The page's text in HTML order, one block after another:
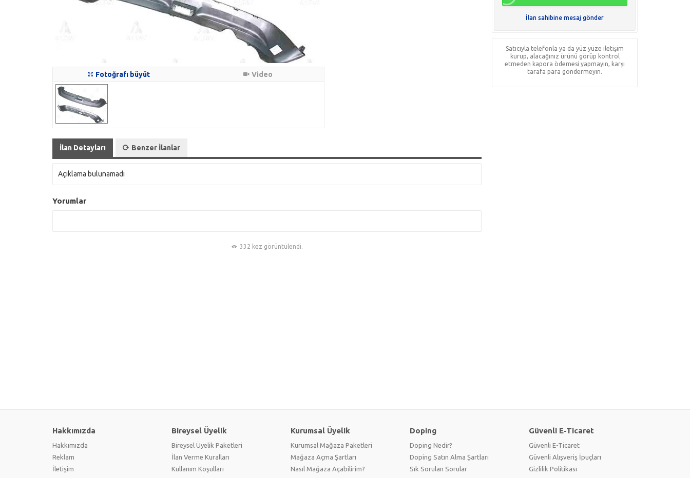
Fotoğrafı büyüt Video
İlan Detayları Benzer İlanlar
Açıklama bulunamadı
Yorumlar
332 kez görüntülendi.
İlan sahibine mesaj gönder
Satıcıyla telefonla ya da yüz yüze iletişim
kurup, alacağınız ürünü görüp kontrol
etmeden kapora ödemesi yapmayın, karşı
tarafa para göndermeyin.
Hakkımızda
Hakkımızda
Reklam
İletişim
Bireysel Üyelik
Bireysel Üyelik Paketleri
İlan Verme Kuralları
Kullanım Koşulları
Kurumsal Üyelik
Kurumsal Mağaza Paketleri
Mağaza Açma Şartları
Nasıl Mağaza Açabilirim?
Doping
Doping Nedir?
Doping Satın Alma Şartları
Sık Sorulan Sorular
Güvenli E-Ticaret
Güvenli E-Ticaret
Güvenli Alışveriş İpuçları
Gizlilik Politikası